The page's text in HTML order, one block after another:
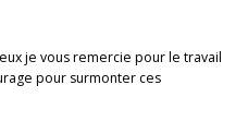
je vous remercie pour le travail
pour surmonter ces